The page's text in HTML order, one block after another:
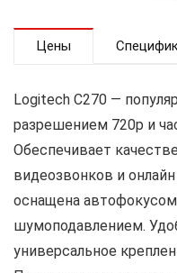
Цены
Logitech C270 —
разрешением 720p и
Обеспечивает
видеозвонков и
оснащена
шумоподавлением.
универсальное